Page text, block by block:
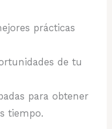
prácticas
de tu
para obtener
tiempo.